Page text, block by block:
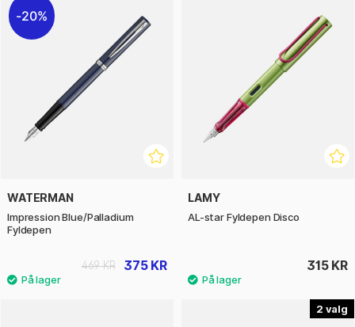
20%
WATERMAN
Impression Blue/Palladium
Fyldepen
375 KR
469 KR
LAMY
AL-star Fyldepen Disco
315 KR
2